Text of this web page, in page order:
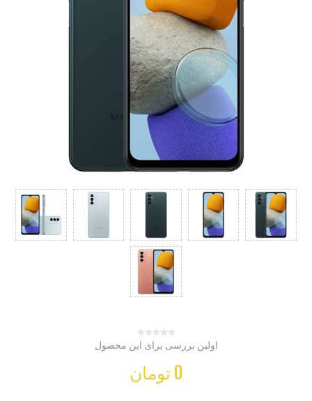
اولین بررسی برای این محصول
0 تومان